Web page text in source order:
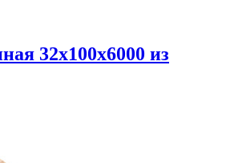
32х100х6000 из